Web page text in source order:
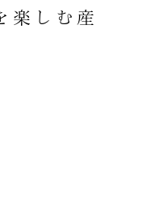
楽しむ産